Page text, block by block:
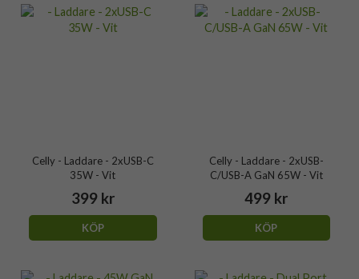
Celly - Laddare - 2xUSB-C
35W - Vit
399 kr
KÖP
Celly - Laddare - 2xUSB-
C/USB-A GaN 65W - Vit
499 kr
KÖP